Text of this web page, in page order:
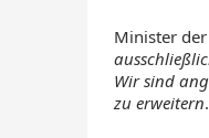
Minister der
Wir sind
zu erweitern